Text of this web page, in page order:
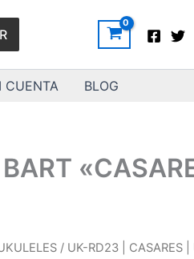
CUENTA BLOG
/ UK-RD23 | CASARES |